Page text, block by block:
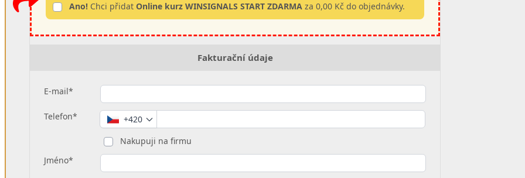
Ano! Chci přidat Online kurz WINSIGNALS START ZDARMA za 0,00 Kč do objednávky.
Fakturační údaje
E-mail*
Telefon*
+420
Nakupuji na firmu
Jméno*